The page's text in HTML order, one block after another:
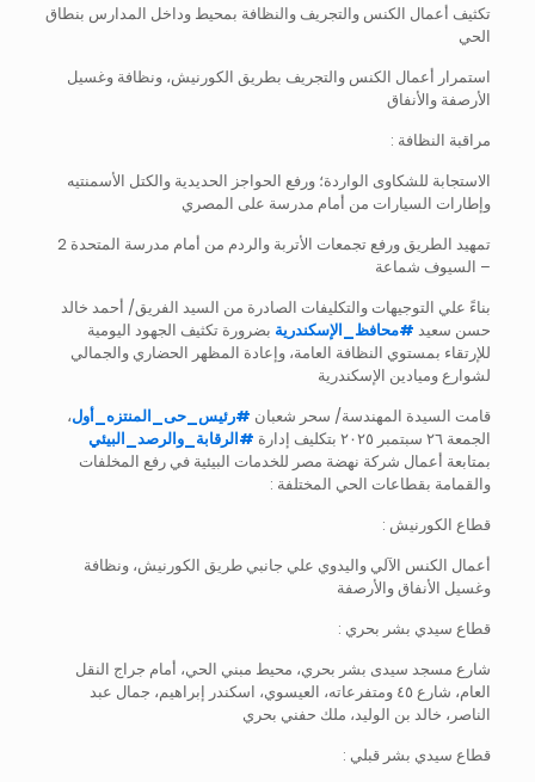
تكثيف أعمال الكنس والتجريف والنظافة بمحيط وداخل المدارس بنطاق
الحي
استمرار أعمال الكنس والتجريف بطريق الكورنيش، ونظافة وغسيل
الأرصفة والأنفاق
مراقبة النظافة :
الاستجابة للشكاوى الواردة؛ ورفع الحواجز الحديدية والكتل الأسمنتيه
وإطارات السيارات من أمام مدرسة على المصري
تمهيد الطريق ورفع تجمعات الأتربة والردم من أمام مدرسة المتحدة 2
– السيوف شماعة
بناءً علي التوجيهات والتكليفات الصادرة من السيد الفريق/ أحمد خالد
حسن سعيد #محافظ_الإسكندرية بضرورة تكثيف الجهود اليومية
للإرتقاء بمستوي النظافة العامة، وإعادة المظهر الحضاري والجمالي
لشوارع وميادين الإسكندرية
قامت السيدة المهندسة/ سحر شعبان #رئيس_حى_المنتزه_أول،
الجمعة ٢٦ سبتمبر ٢٠٢٥ بتكليف إدارة
#الرقابة_والرصد_البيئي
بمتابعة أعمال شركة نهضة مصر للخدمات البيئية في رفع المخلفات
والقمامة بقطاعات الحي المختلفة :
قطاع الكورنيش :
أعمال الكنس الآلي واليدوي علي جانبي طريق الكورنيش، ونظافة
وغسيل الأنفاق والأرصفة
قطاع سيدي بشر بحري :
شارع مسجد سيدى بشر بحري، محيط مبني الحي، أمام جراج النقل
العام، شارع ٤٥ ومتفرعاته، العيسوي، اسكندر إبراهيم، جمال عبد
الناصر، خالد بن الوليد، ملك حفني بحري
قطاع سيدي بشر قبلي :